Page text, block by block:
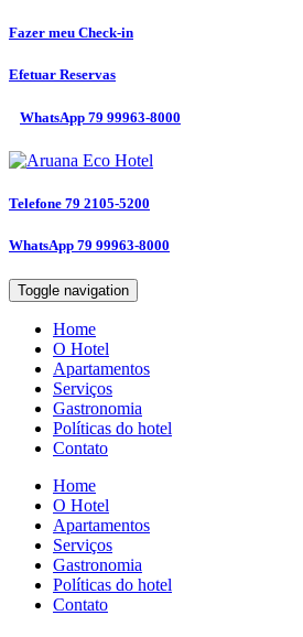
Fazer meu Check-in
Efetuar Reservas
WhatsApp 79 99963-8000
Telefone 79 2105-5200
WhatsApp 79 99963-8000
Toggle navigation
Home
O Hotel
Apartamentos
Serviços
Gastronomia
Políticas do hotel
Contato
Home
O Hotel
Apartamentos
Serviços
Gastronomia
Políticas do hotel
Contato